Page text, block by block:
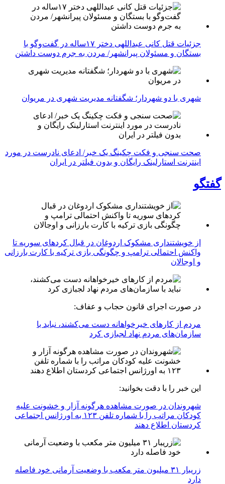
جزئیات قتل کانی عبداللهی دختر ۱۷ساله در گفت‌وگو با
بستگان و مسئولان پیرانشهر/ مردن به جرم دوست داشتن
شهری با دو شهردار؛ شگفتانه مدیریت شهری در مریوان
صحت سنجی و فکت چکینگ یک خبر/ ادعای نادرست در مورد
اینترنت استارلینک رایگان و بدون فیلتر در ایران
گفتگو
از خویشتنداری مشکوک اردوغان در قبال کردهای سوریه تا
واکنش احتمالی ترامپ و چگونگی بازی ترکیه با کارت بارزانی
و اوجالان
در صورت اجرای قانون حجاب و عفاف:
مردم از کارهای خیرخواهانه دست می‌کشند، نباید با
سازمان‌های مردم نهاد لجبازی کرد
این خبر را با دقت بخوانید:
شهروندان در صورت مشاهده هرگونه آزار و خشونت علیه
کودکان مراتب را با شماره تلفن ۱۲۳ به اورژانس اجتماعی
کردستان اطلاع دهند
زریبار ۳۱ میلیون متر مکعب با وضعیت آرمانی خود فاصله
دارد